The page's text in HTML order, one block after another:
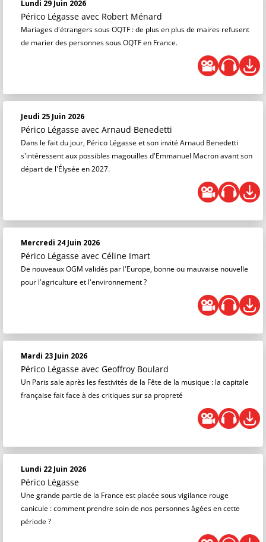
Lundi 29 Juin 2026
Périco Légasse avec Robert Ménard
Mariages d'étrangers sous OQTF : de plus en plus de maires refusent
de marier des personnes sous OQTF en France.
Jeudi 25 Juin 2026
Périco Légasse avec Arnaud Benedetti
Dans le fait du jour, Périco Légasse et son invité Arnaud Benedetti
s'intéressent aux possibles magouilles d'Emmanuel Macron avant son
départ de l'Élysée en 2027.
Mercredi 24 Juin 2026
Périco Légasse avec Céline Imart
De nouveaux OGM validés par l'Europe, bonne ou mauvaise nouvelle
pour l'agriculture et l'environnement ?
Mardi 23 Juin 2026
Périco Légasse avec Geoffroy Boulard
Un Paris sale après les festivités de la Fête de la musique : la capitale
française fait face à des critiques sur sa propreté
Lundi 22 Juin 2026
Périco Légasse
Une grande partie de la France est placée sous vigilance rouge
canicule : comment prendre soin de nos personnes âgées en cette
période ?